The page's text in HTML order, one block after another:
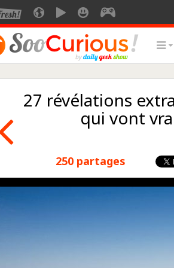
27 révélations
qui vont
250 partages